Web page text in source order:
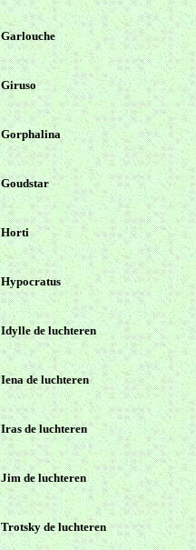
Garlouche
Giruso
Gorphalina
Goudstar
Horti
Hypocratus
Idylle de luchteren
Iena de luchteren
Iras de luchteren
Jim de luchteren
Trotsky de luchteren